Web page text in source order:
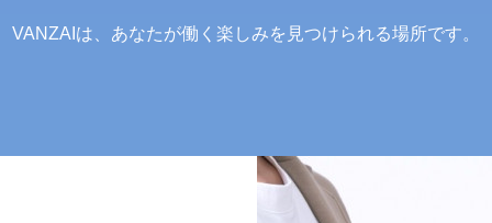
VANZAIは、あなたが働く楽しみを見つけられる場所です。